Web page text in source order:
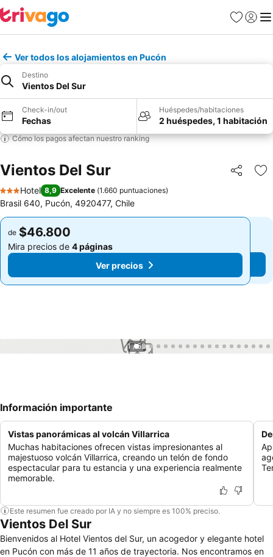
Favoritos
Iniciar
Ver todos los alojamientos en Pucón
Destino
Vientos Del Sur
Check-in/out
Fechas
Huéspedes/habitaciones
2 huéspedes, 1 habitación
Cómo los pagos afectan nuestro ranking
Vientos Del Sur Compartir
3 Estrellas
Hotel 8,9 Excelente (1.660 puntuaciones)
Brasil 640, Pucón, 4920477, Chile
de $46.800
Mira precios de 4 páginas
Ver precios
de $46.800
Mira precios de 4 páginas
Ver precios
1 / 52
Información importante
Vistas panorámicas al volcán Villarrica
Muchas habitaciones ofrecen vistas impresionantes al
majestuoso volcán Villarrica, creando un telón de fondo
espectacular para tu estancia y una experiencia realmente
memorable.
Este resumen fue creado por IA y no siempre es 100% preciso.
Vientos Del Sur
Bienvenidos al Hotel Vientos del Sur, un acogedor y elegante hotel
en Pucón con más de 11 años de trayectoria. Nos encontramos en